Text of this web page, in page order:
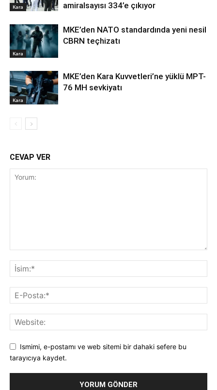
Kara
amiralsayısı 334’e çıkıyor
Kara
MKE’den NATO standardında yeni nesil
CBRN teçhizatı
Kara
MKE’den Kara Kuvvetleri’ne yüklü MPT-
76 MH sevkiyatı
CEVAP VER
Ismimi, e-postamı ve web sitemi bir dahaki sefere bu
tarayıcıya kaydet.